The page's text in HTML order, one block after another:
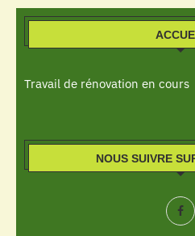
Travail de rénovation en cours
NOUS SUIVRE